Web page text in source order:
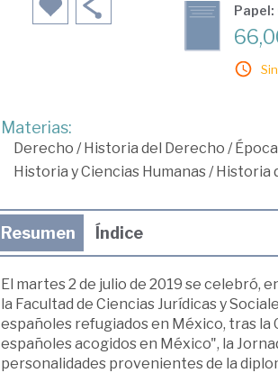
Materias:
Derecho /Historia del Derecho /
Historia y Ciencias Humanas/Historia
Resumen Índice
El martes 2 de julio de 2019 se celebró,
la Facultad de Ciencias Jurídicas y
españoles refugiados en México, tras la
españoles acogidos en México", la
personalidades provenientes de la